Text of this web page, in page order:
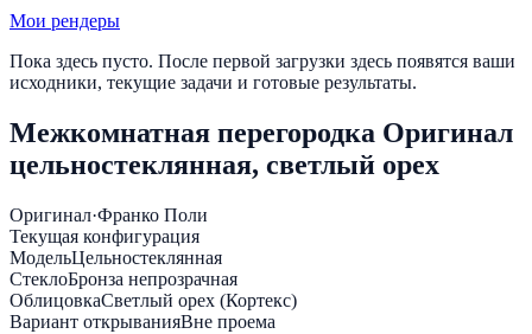
Мои рендеры
Пока здесь пусто. После первой загрузки здесь появятся ваши
исходники, текущие задачи и готовые результаты.
Межкомнатная перегородка Оригинал
цельностеклянная, светлый орех
Оригинал·Франко Поли
Текущая конфигурация
МодельЦельностеклянная
СтеклоБронза непрозрачная
ОблицовкаСветлый орех (Кортекс)
Вариант открыванияВне проема